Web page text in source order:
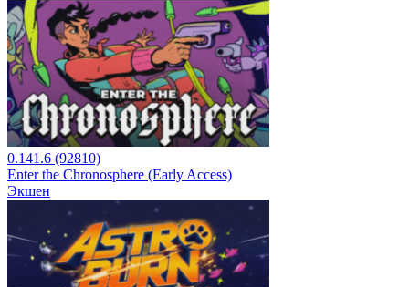
0.141.6 (92810)
Enter the Chronosphere (Early Access)
Экшен